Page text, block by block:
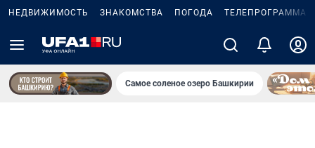
НЕДВИЖИМОСТЬ ЗНАКОМСТВА ПОГОДА ТЕЛЕПРОГРАММА
Самое соленое озеро Башкирии